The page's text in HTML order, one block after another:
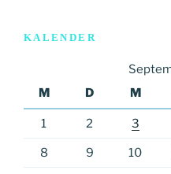
KALENDER
M
D M
1 2 3
8 9 10